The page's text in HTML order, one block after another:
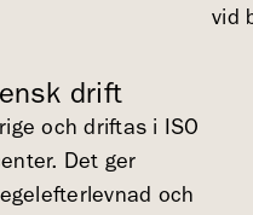
vid
drift
och driftas i ISO
Det ger
och